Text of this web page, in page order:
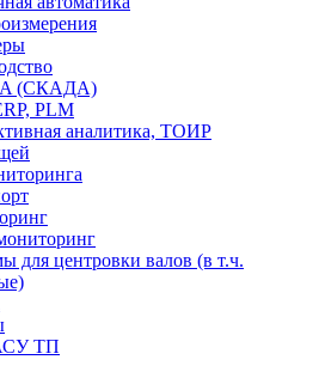
(СКАДА)
PLM
аналитика, ТОИР
для центровки валов (в т.ч.
ТП